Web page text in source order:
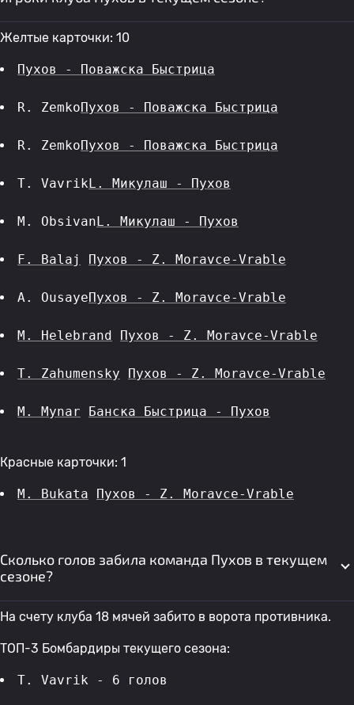
Желтые карточки: 10
Пухов - Поважска Быстрица
R. ZemkoПухов - Поважска Быстрица
R. ZemkoПухов - Поважска Быстрица
T. VavrikL. Микулаш - Пухов
M. ObsivanL. Микулаш - Пухов
F. Balaj Пухов - Z. Moravce-Vrable
A. OusayeПухов - Z. Moravce-Vrable
M. Helebrand Пухов - Z. Moravce-Vrable
T. Zahumensky Пухов - Z. Moravce-Vrable
M. Mynar Банска Быстрица - Пухов
Красные карточки: 1
M. Bukata Пухов - Z. Moravce-Vrable
Сколько голов забила команда Пухов в текущем
сезоне?
На счету клуба 18 мячей забито в ворота противника.
ТОП-3 Бомбардиры текущего сезона:
T. Vavrik - 6 голов